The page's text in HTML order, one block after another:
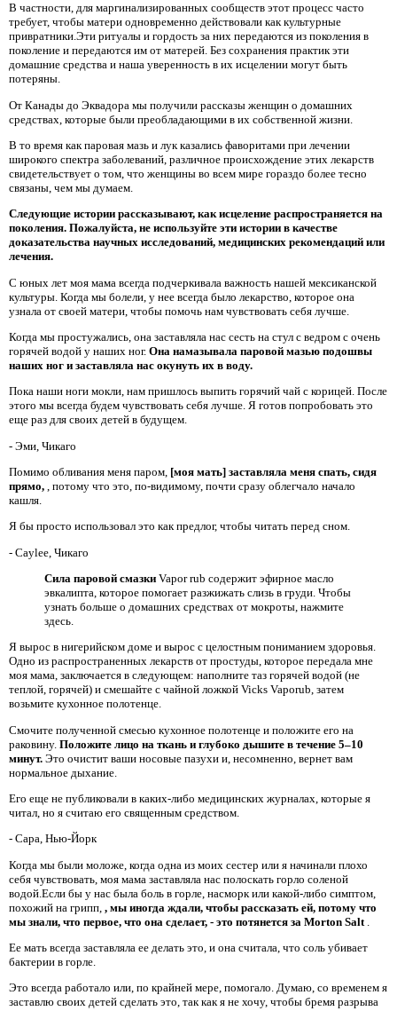
В частности, для маргинализированных сообществ этот процесс часто
требует, чтобы матери одновременно действовали как культурные
привратники.Эти ритуалы и гордость за них передаются из поколения в
поколение и передаются им от матерей. Без сохранения практик эти
домашние средства и наша уверенность в их исцелении могут быть
потеряны.
От Канады до Эквадора мы получили рассказы женщин о домашних
средствах, которые были преобладающими в их собственной жизни.
В то время как паровая мазь и лук казались фаворитами при лечении
широкого спектра заболеваний, различное происхождение этих лекарств
свидетельствует о том, что женщины во всем мире гораздо более тесно
связаны, чем мы думаем.
Следующие истории рассказывают, как исцеление распространяется на
поколения. Пожалуйста, не используйте эти истории в качестве
доказательства научных исследований, медицинских рекомендаций или
лечения.
С юных лет моя мама всегда подчеркивала важность нашей мексиканской
культуры. Когда мы болели, у нее всегда было лекарство, которое она
узнала от своей матери, чтобы помочь нам чувствовать себя лучше.
Когда мы простужались, она заставляла нас сесть на стул с ведром с очень
горячей водой у наших ног. Она намазывала паровой мазью подошвы
наших ног и заставляла нас окунуть их в воду.
Пока наши ноги мокли, нам пришлось выпить горячий чай с корицей. После
этого мы всегда будем чувствовать себя лучше. Я готов попробовать это
еще раз для своих детей в будущем.
- Эми, Чикаго
Помимо обливания меня паром, [моя мать] заставляла меня спать, сидя
прямо, , потому что это, по-видимому, почти сразу облегчало начало
кашля.
Я бы просто использовал это как предлог, чтобы читать перед сном.
- Caylee, Чикаго
Сила паровой смазки Vapor rub содержит эфирное масло
эвкалипта, которое помогает разжижать слизь в груди. Чтобы
узнать больше о домашних средствах от мокроты, нажмите
здесь.
Я вырос в нигерийском доме и вырос с целостным пониманием здоровья.
Одно из распространенных лекарств от простуды, которое передала мне
моя мама, заключается в следующем: наполните таз горячей водой (не
теплой, горячей) и смешайте с чайной ложкой Vicks Vaporub, затем
возьмите кухонное полотенце.
Смочите полученной смесью кухонное полотенце и положите его на
раковину. Положите лицо на ткань и глубоко дышите в течение 5–10
минут. Это очистит ваши носовые пазухи и, несомненно, вернет вам
нормальное дыхание.
Его еще не публиковали в каких-либо медицинских журналах, которые я
читал, но я считаю его священным средством.
- Сара, Нью-Йорк
Когда мы были моложе, когда одна из моих сестер или я начинали плохо
себя чувствовать, моя мама заставляла нас полоскать горло соленой
водой.Если бы у нас была боль в горле, насморк или какой-либо симптом,
похожий на грипп, , мы иногда ждали, чтобы рассказать ей, потому что
мы знали, что первое, что она сделает, - это потянется за Morton Salt
Ее мать всегда заставляла ее делать это, и она считала, что соль убивает
бактерии в горле.
Это всегда работало или, по крайней мере, помогало. Думаю, со временем я
заставлю своих детей сделать это, так как я не хочу, чтобы бремя разрыва